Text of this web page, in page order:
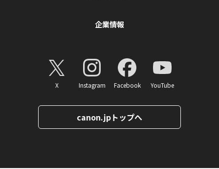
企業情報
X Instagram Facebook YouTube
canon.jpトップへ